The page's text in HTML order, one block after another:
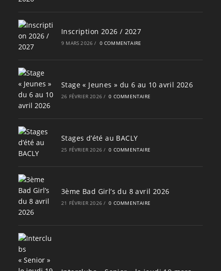
Inscription 2026 / 2027
9 MARS 2026 / 0 COMMENTAIRE
Stage « Jeunes » du 6 au 10 avril 2026
26 FÉVRIER 2026 / 0 COMMENTAIRE
Stages d’été au BACLY
25 FÉVRIER 2026 / 0 COMMENTAIRE
3ème Bad Girl’s du 8 avril 2026
21 FÉVRIER 2026 / 0 COMMENTAIRE